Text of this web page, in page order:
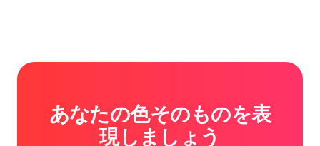
あなたの色そのものを表
現しましょう